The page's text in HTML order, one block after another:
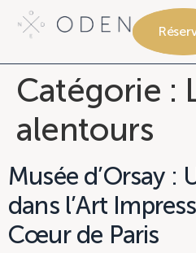
Catégorie :
alentours
Musée d’Orsay :
dans l’Art
Cœur de Paris